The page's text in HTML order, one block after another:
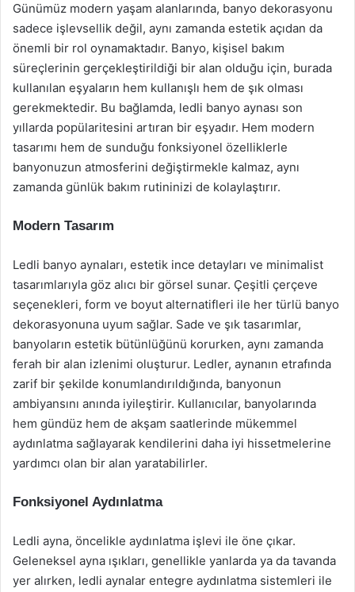
Günümüz modern yaşam alanlarında, banyo dekorasyonu
sadece işlevsellik değil, aynı zamanda estetik açıdan da
önemli bir rol oynamaktadır. Banyo, kişisel bakım
süreçlerinin gerçekleştirildiği bir alan olduğu için, burada
kullanılan eşyaların hem kullanışlı hem de şık olması
gerekmektedir. Bu bağlamda, ledli banyo aynası son
yıllarda popülaritesini artıran bir eşyadır. Hem modern
tasarımı hem de sunduğu fonksiyonel özelliklerle
banyonuzun atmosferini değiştirmekle kalmaz, aynı
zamanda günlük bakım rutininizi de kolaylaştırır.
Modern Tasarım
Ledli banyo aynaları, estetik ince detayları ve minimalist
tasarımlarıyla göz alıcı bir görsel sunar. Çeşitli çerçeve
seçenekleri, form ve boyut alternatifleri ile her türlü banyo
dekorasyonuna uyum sağlar. Sade ve şık tasarımlar,
banyoların estetik bütünlüğünü korurken, aynı zamanda
ferah bir alan izlenimi oluşturur. Ledler, aynanın etrafında
zarif bir şekilde konumlandırıldığında, banyonun
ambiyansını anında iyileştirir. Kullanıcılar, banyolarında
hem gündüz hem de akşam saatlerinde mükemmel
aydınlatma sağlayarak kendilerini daha iyi hissetmelerine
yardımcı olan bir alan yaratabilirler.
Fonksiyonel Aydınlatma
Ledli ayna, öncelikle aydınlatma işlevi ile öne çıkar.
Geleneksel ayna ışıkları, genellikle yanlarda ya da tavanda
yer alırken, ledli aynalar entegre aydınlatma sistemleri ile